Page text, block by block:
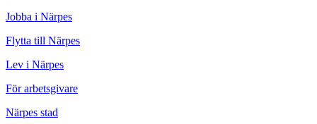
Jobba i Närpes
Flytta till Närpes
Lev i Närpes
För arbetsgivare
Närpes stad